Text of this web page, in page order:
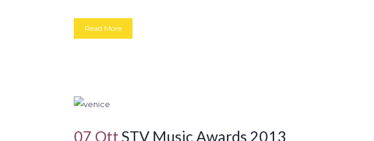
Read More
07 Ott STV Music Awards 2013